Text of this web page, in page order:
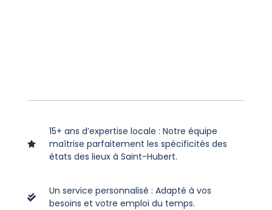
15+ ans d’expertise locale : Notre équipe
maîtrise parfaitement les spécificités des
états des lieux à Saint-Hubert.
Un service personnalisé : Adapté à vos
besoins et votre emploi du temps.